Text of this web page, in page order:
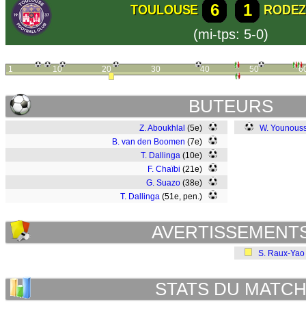
TOULOUSE 6 1
RODEZ
(mi-tps: 5-0)
1 10 20 30 40 50
BUTEURS
Z. Aboukhlal (5e)
B. van den Boomen (7e)
T. Dallinga (10e)
F. Chaïbi (21e)
G. Suazo (38e)
T. Dallinga (51e, pen.)
W.
S. Raux-Yao
STATS DU MATCH